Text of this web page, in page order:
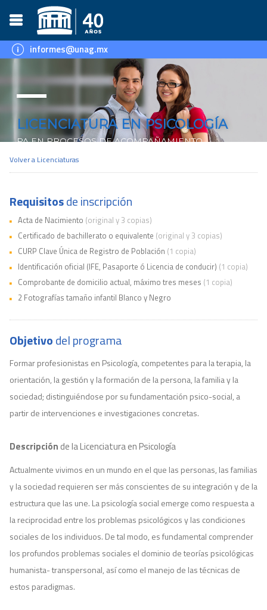
informes@unag.mx
LICENCIATURA EN PSICOLOGÍA
PA EN PROCESOS DE ACOMPAÑAMIENTO
SICYT RVOE ESLI14202464
Volver a Licenciaturas
Requisitosde inscripción
Acta de Nacimiento (original y 3 copias)
Certificado de bachillerato o equivalente (original y 3 copias)
CURP Clave Única de Registro de Población (1 copia)
Identificación oficial (IFE, Pasaporte ó Licencia de conducir) (1 copia)
Comprobante de domicilio actual, máximo tres meses (1 copia)
2 Fotografías tamaño infantil Blanco y Negro
Objetivodel programa
Formar profesionistas en Psicología, competentes para la terapia, la
orientación, la gestión y la formación de la persona, la familia y la
sociedad; distinguiéndose por su fundamentación psico-social, a
partir de intervenciones e investigaciones concretas.
Descripción de la Licenciatura en Psicología
Actualmente vivimos en un mundo en el que las personas, las familias
y la sociedad requieren ser más conscientes de su integración y de la
estructura que las une. La psicología social emerge como respuesta a
la reciprocidad entre los problemas psicológicos y las condiciones
sociales de los individuos. De tal modo, es fundamental comprender
los profundos problemas sociales el dominio de teorías psicológicas
humanista- transpersonal, así como el manejo de las técnicas de
estos paradigmas.